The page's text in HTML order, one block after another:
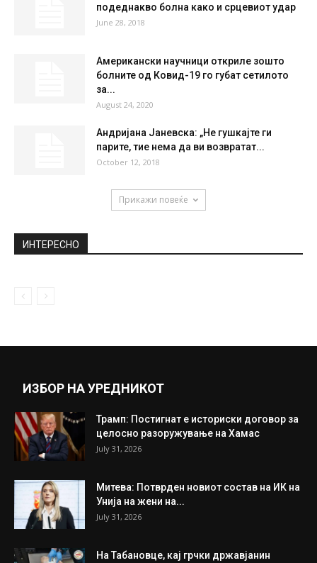
подеднакво болна како и срцевиот удар
June 28, 2018
Американски научници откриле зошто
болните од Ковид-19 го губат сетилото
за...
August 24, 2020
Андријана Јаневска: „Не гушкајте ги
парите, тие нема да ви возвратат...
October 12, 2018
Прикажи повеќе
ИНТЕРЕСНО
ИЗБОР НА УРЕДНИКОТ
Трамп: Постигнат е историски договор за
целосно разоружување на Хамас
July 31, 2026
Митева: Потврден новиот состав на ИК на
Унија на жени на...
July 31, 2026
На Табановце, кај грчки државјанин